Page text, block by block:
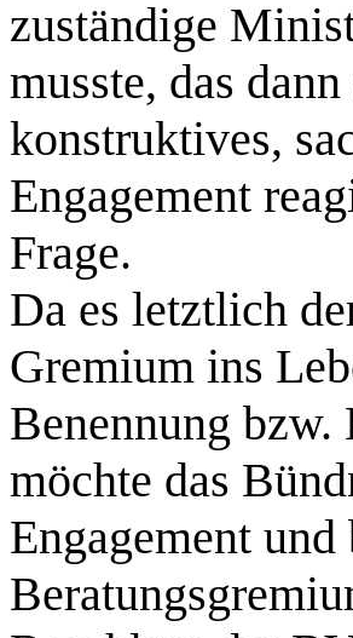
zuständige
musste, das
konstruktives,
Engagement
Frage.
Da es letztlich
Gremium ins
Benennung
möchte das
Engagement